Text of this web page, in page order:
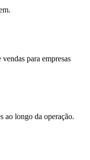
para empresas
ao longo da operação.